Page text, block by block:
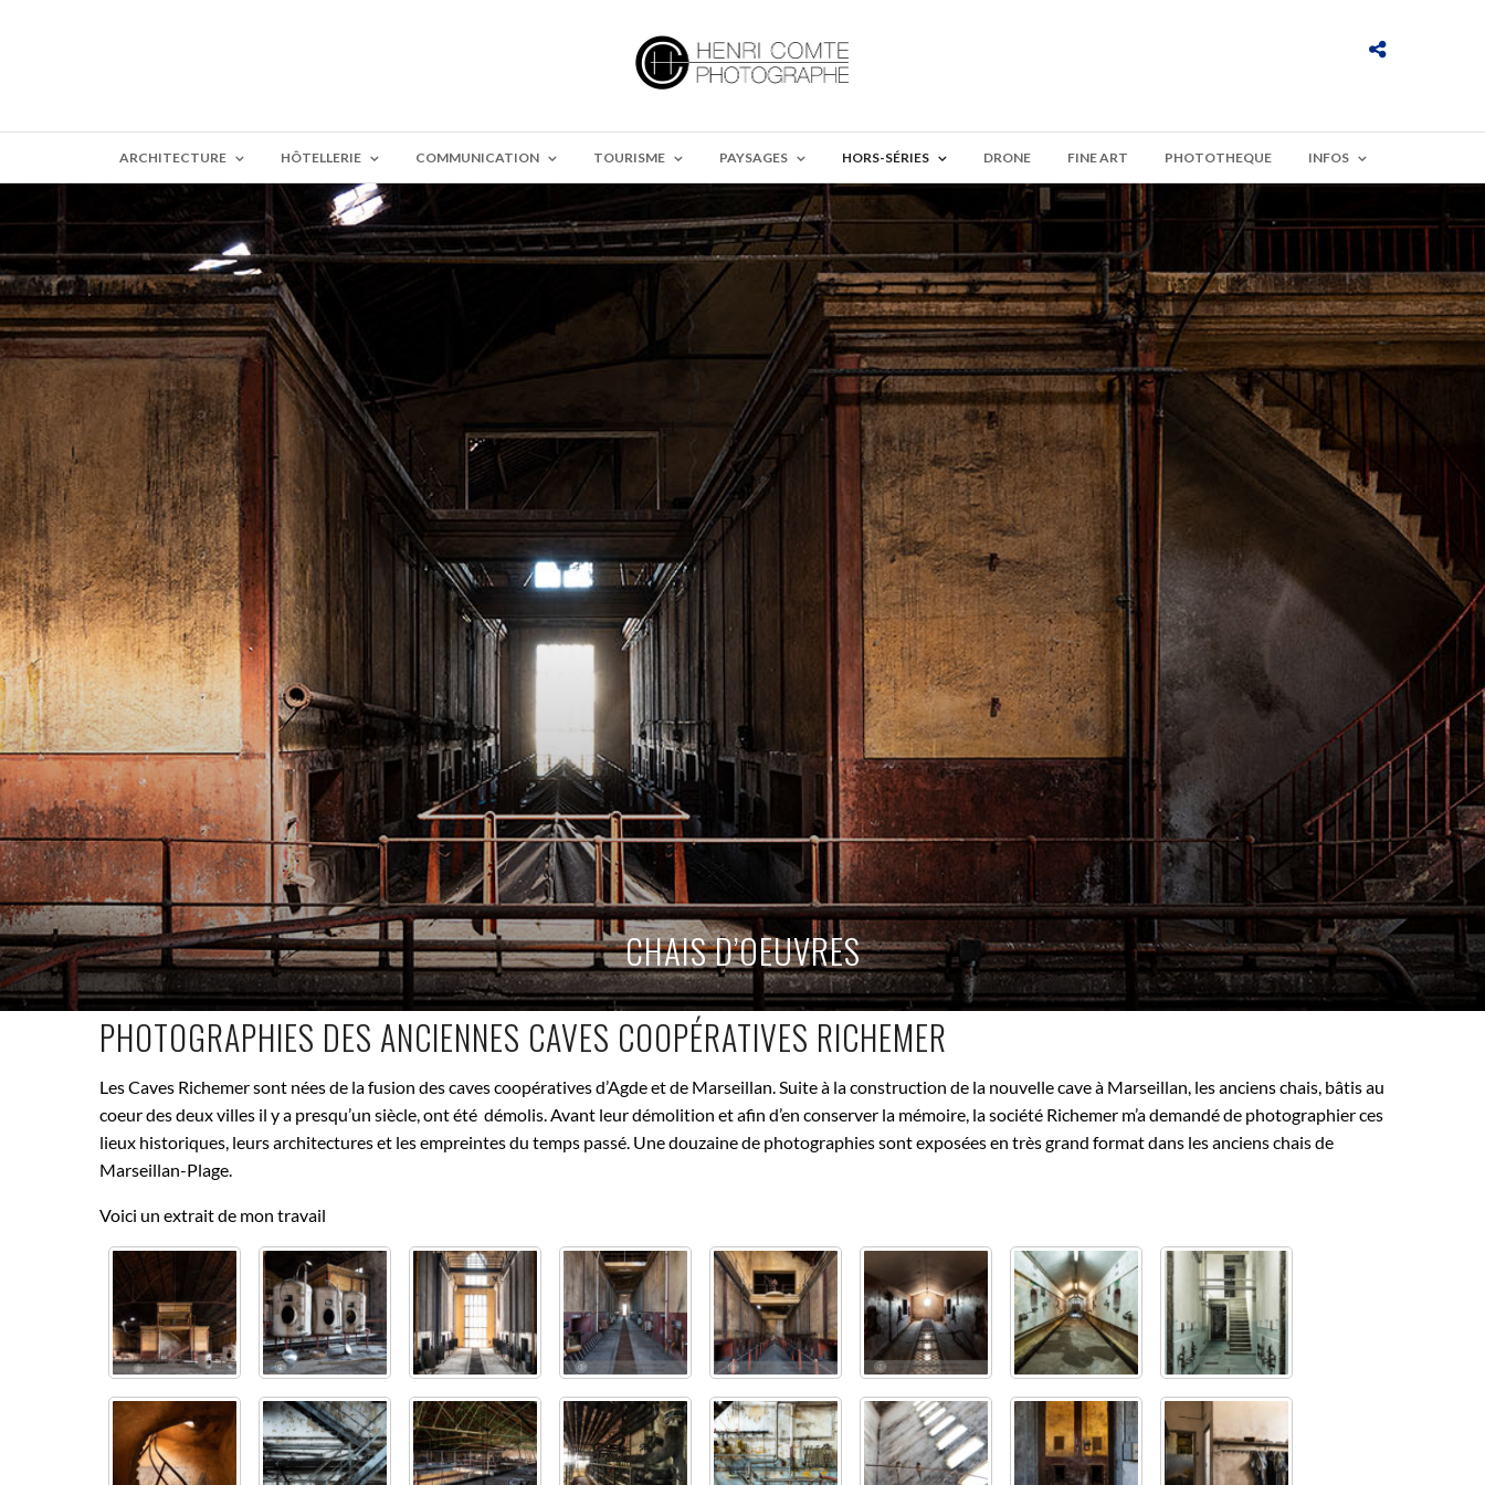
ARCHITECTURE HÔTELLERIE COMMUNICATION TOURISME PAYSAGES HORS-SÉRIES DRONE FINE ART PHOTOTHEQUE INFOS
CHAIS D’OEUVRES
PHOTOGRAPHIES DES ANCIENNES CAVES COOPÉRATIVES RICHEMER
Les Caves Richemer sont nées de la fusion des caves coopératives d’Agde et de Marseillan. Suite à la construction de la nouvelle cave à Marseillan, les anciens chais, bâtis au
coeur des deux villes il y a presqu’un siècle, ont été démolis. Avant leur démolition et afin d’en conserver la mémoire, la société Richemer m’a demandé de photographier ces
lieux historiques, leurs architectures et les empreintes du temps passé. Une douzaine de photographies sont exposées en très grand format dans les anciens chais de
Marseillan-Plage.
Voici un extrait de mon travail